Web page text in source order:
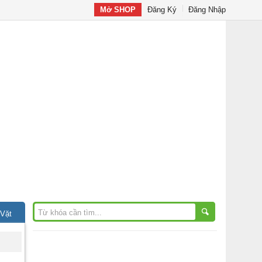
Mở SHOP Đăng Ký Đăng Nhập